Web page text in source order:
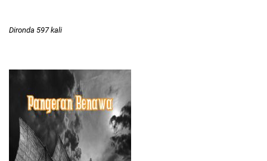
Dironda 597 kali